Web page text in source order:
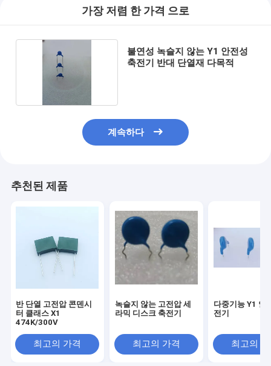
가장 저렴 한 가격 으로
불연성 녹슬지 않는 Y1 안전성
축전기 반대 단열재 다목적
계속하다
추천된 제품
반 단열 고전압 콘덴시
터 클래스 X1
474K/300V
최고의 가격
녹슬지 않는 고전압 세
라믹 디스크 축전기
최고의 가격
다중기능 Y1 안
전기
최고의